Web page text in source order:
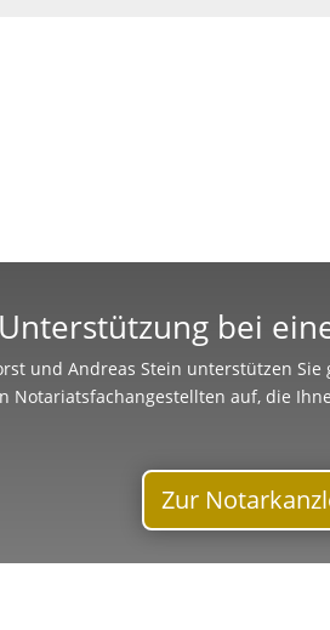
bei
und Andreas Stein unterstützen
Notariatsfachangestellten auf, die
Zur